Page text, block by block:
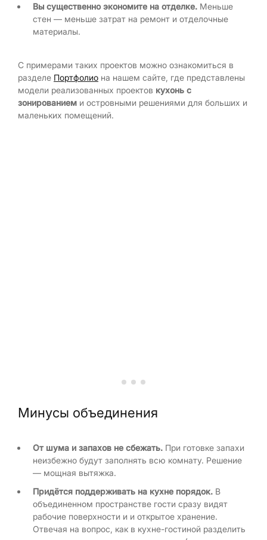
Вы существенно экономите на отделке. Меньше
стен — меньше затрат на ремонт и отделочные
материалы.
С примерами таких проектов можно ознакомиться в
разделе Портфолио на нашем сайте, где представлены
модели реализованных проектов кухонь с
зонированием и островными решениями для больших и
маленьких помещений.
Минусы объединения
От шума и запахов не сбежать. При готовке запахи
неизбежно будут заполнять всю комнату. Решение
— мощная вытяжка.
Придётся поддерживать на кухне порядок. В
объединенном пространстве гости сразу видят
рабочие поверхности и и открытое хранение.
Отвечая на вопрос, как в кухне-гостиной разделить